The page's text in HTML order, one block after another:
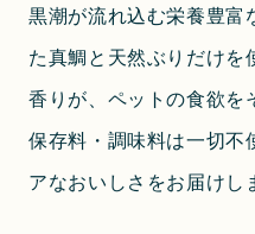
黒潮が流れ込む栄養豊富
た真鯛と天然ぶりだけを
香りが、ペットの食欲を
保存料・調味料は一切不
アなおいしさをお届けし